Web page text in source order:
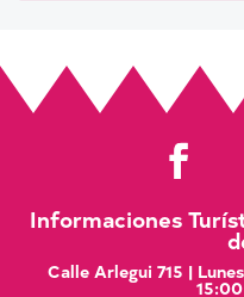
Informaciones
Calle Arlegui 715 |